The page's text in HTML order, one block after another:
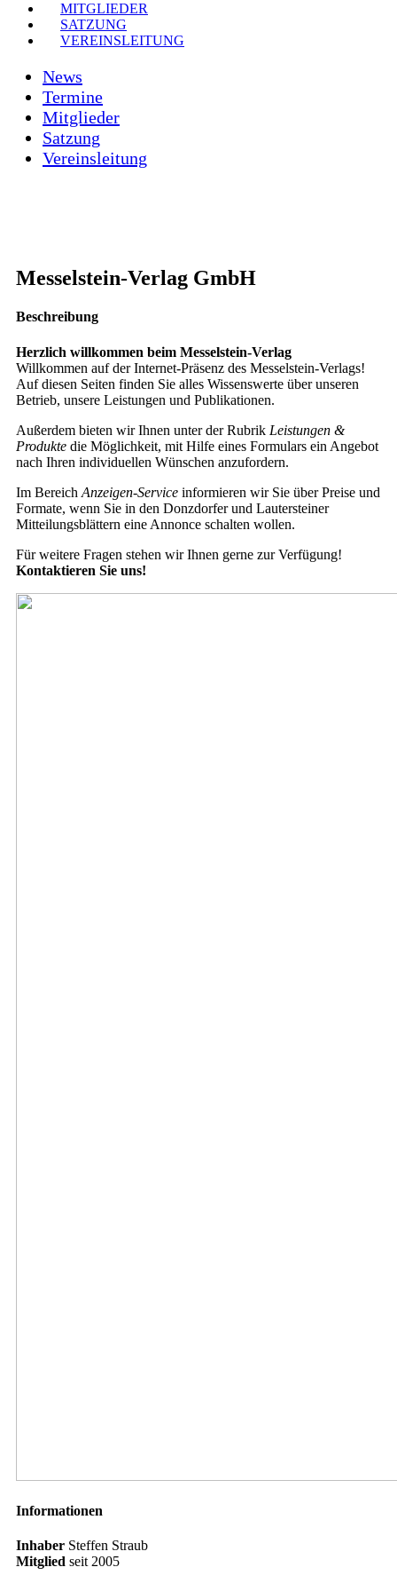
MITGLIEDER
SATZUNG
VEREINSLEITUNG
News
Termine
Mitglieder
Satzung
Vereinsleitung
Messelstein-Verlag GmbH
Beschreibung
Herzlich willkommen beim Messelstein-Verlag
Willkommen auf der Internet-Präsenz des Messelstein-Verlags!
Auf diesen Seiten finden Sie alles Wissenswerte über unseren
Betrieb, unsere Leistungen und Publikationen.
Außerdem bieten wir Ihnen unter der Rubrik Leistungen &
Produkte die Möglichkeit, mit Hilfe eines Formulars ein Angebot
nach Ihren individuellen Wünschen anzufordern.
Im Bereich Anzeigen-Service informieren wir Sie über Preise und
Formate, wenn Sie in den Donzdorfer und Lautersteiner
Mitteilungsblättern eine Annonce schalten wollen.
Für weitere Fragen stehen wir Ihnen gerne zur Verfügung!
Kontaktieren Sie uns!
Informationen
Inhaber Steffen Straub
Mitglied seit 2005